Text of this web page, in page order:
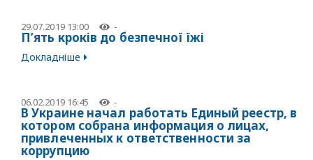
29.07.2019 13:00 -
П’ять кроків до безпечної їжі
Докладніше
06.02.2019 16:45 -
В Украине начал работать Единый реестр, в
котором собрана информация о лицах,
привлеченных к ответственности за
коррупцию